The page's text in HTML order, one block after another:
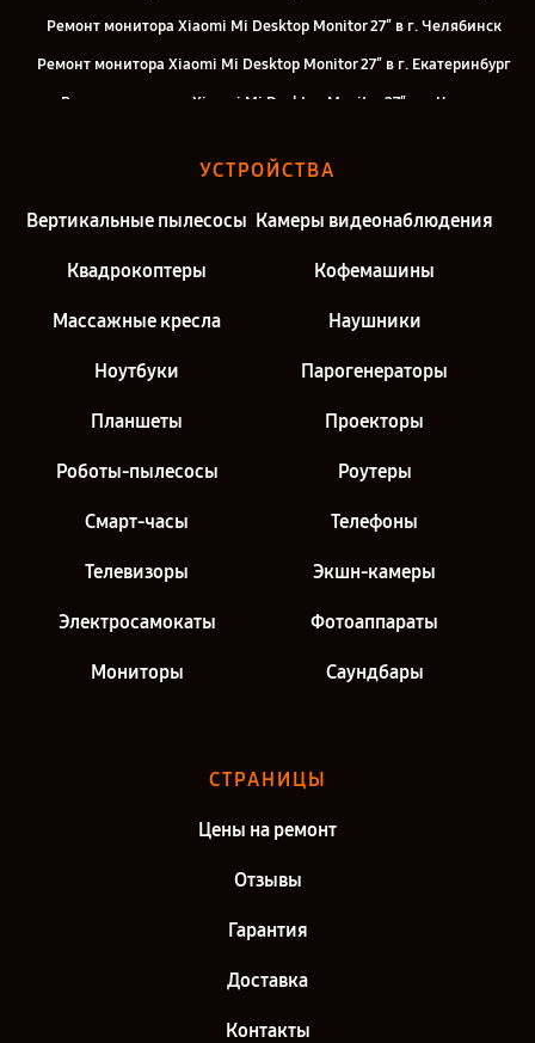
Ремонт монитора Xiaomi Mi Desktop Monitor 27″ в г. Челябинск
Ремонт монитора Xiaomi Mi Desktop Monitor 27″ в г. Екатеринбург
Ремонт монитора Xiaomi Mi Desktop Monitor 27″ в г. Казань
Петербург
УСТРОЙСТВА
Вертикальные пылесосы Камеры видеонаблюдения
Квадрокоптеры Кофемашины
Массажные кресла Наушники
Ноутбуки Парогенераторы
Планшеты Проекторы
Роботы-пылесосы Роутеры
Смарт-часы Телефоны
Телевизоры Экшн-камеры
Электросамокаты Фотоаппараты
Мониторы Саундбары
СТРАНИЦЫ
Цены на ремонт
Отзывы
Гарантия
Доставка
Контакты